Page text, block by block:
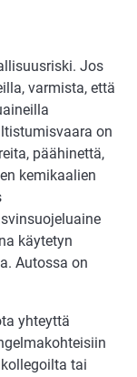
Jos
varmista, että
on
päähinettä,
kemikaalien
käytetyn
Autossa on
yhteyttä
tai